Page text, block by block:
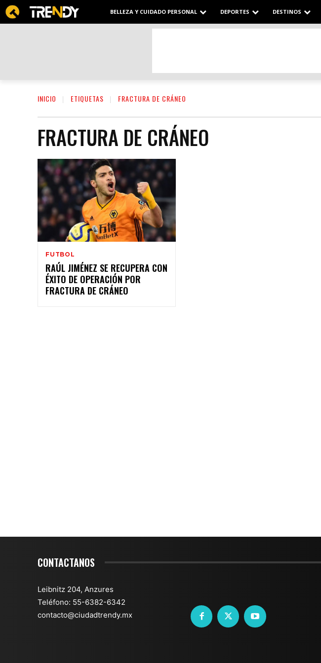
BELLEZA Y CUIDADO PERSONAL DEPORTES DESTINOS
INICIO ETIQUETAS FRACTURA DE CRÁNEO
FRACTURA DE CRÁNEO
FUTBOL
RAÚL JIMÉNEZ SE RECUPERA CON
ÉXITO DE OPERACIÓN POR
FRACTURA DE CRÁNEO
CONTACTANOS
Leibnitz 204, Anzures
Teléfono: 55-6382-6342
contacto@ciudadtrendy.mx